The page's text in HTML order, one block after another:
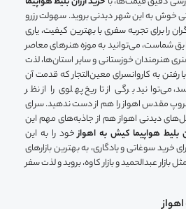
خوش به این شهر دیدنی بروید. سهولت رزرو
برای تجربه سفری با بهترین کیفیت، یاری
شماست، می‌توانید به موزه هنرهای معاصر
هنرمندان خوزستانی و سایر استان‌ها، لذت
رفتن به کاروانسرای معین‌التجار که قدمت آن
می‌توانید برگی از تاریخ پهلوی را از نظر
مقدس اهواز را هم از دست ندهید. سرای
پل‌های دیدنی اهواز هم از جاذبه‌های مهم این
بلیط هواپیما کیش به اهوازخود را به این
خرید سوغاتی و یادگاری، به بهترین بازارهای
عبدالحمید و بازار کاوه، بروید و لذت سفر